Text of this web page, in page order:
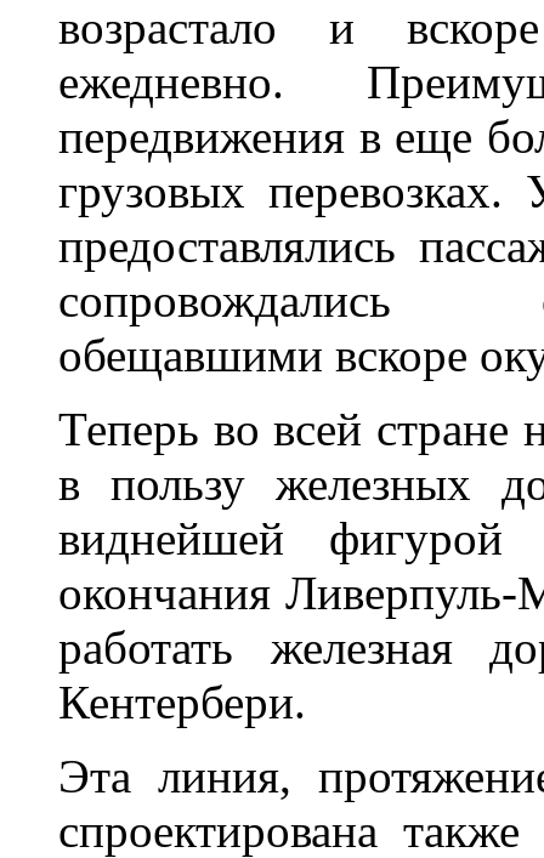
возрастало и
ежедневно.
передвижения в еще
грузовых
предоставлялись
сопровождались
обещавшими вскоре
Теперь во всей стране
в пользу железных
виднейшей
окончания Ливерпуль-
работать железная
Кентербери.
Эта линия,
спроектирована